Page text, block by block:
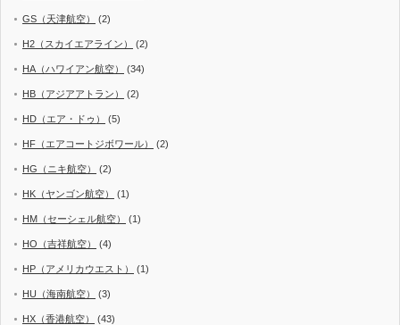
GS（天津航空） (2)
H2（スカイエアライン） (2)
HA（ハワイアン航空） (34)
HB（アジアアトラン） (2)
HD（エア・ドゥ） (5)
HF（エアコートジボワール） (2)
HG（ニキ航空） (2)
HK（ヤンゴン航空） (1)
HM（セーシェル航空） (1)
HO（吉祥航空） (4)
HP（アメリカウエスト） (1)
HU（海南航空） (3)
HX（香港航空） (43)